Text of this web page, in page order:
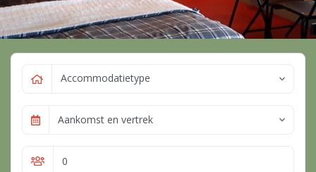
Accommodatietype
Aankomst en vertrek